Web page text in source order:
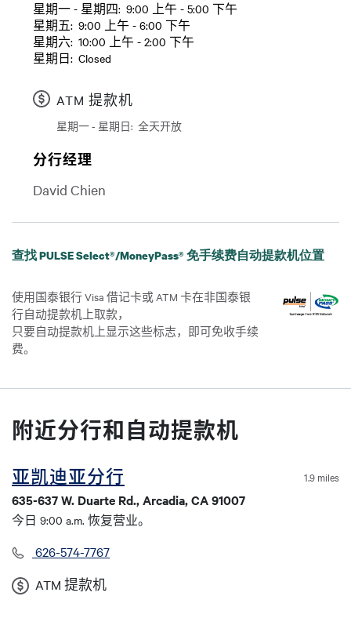
日
Time slot
星期一 - 星期四: 9:00 上午 - 5:00 下午
星期五: 9:00 上午 - 6:00 下午
星期六: 10:00 上午 - 2:00 下午
星期日: Closed
ATM 提款机
日
Time slot
星期一 - 星期日: 全天开放
分行经理
David Chien
查找 PULSE Select®/MoneyPass® 免手续费自动提款机位置
使用国泰银行 Visa 借记卡或 ATM 卡在非国泰银
行自动提款机上取款，
只要自动提款机上显示这些标志，即可免收手续
费。
附近分行和自动提款机
亚凯迪亚分行 1.9 miles
635-637 W. Duarte Rd., Arcadia, CA 91007
今日 9:00 a.m. 恢复营业。
626-574-7767
ATM 提款机